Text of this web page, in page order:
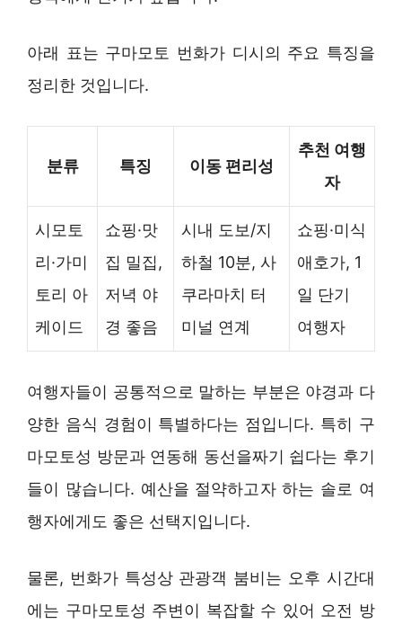
아래 표는 구마모토 번화가 디시의 주요 특징을
정리한 것입니다.
분류 특징 이동 편리성
추천 여행
자
시모토
리·가미
토리 아
케이드
쇼핑·맛
집 밀집,
저녁 야
경 좋음
시내 도보/지
하철 10분, 사
쿠라마치 터
미널 연계
쇼핑·미식
애호가, 1
일 단기
여행자
여행자들이 공통적으로 말하는 부분은 야경과 다
양한 음식 경험이 특별하다는 점입니다. 특히 구
마모토성 방문과 연동해 동선을짜기 쉽다는 후기
들이 많습니다. 예산을 절약하고자 하는 솔로 여
행자에게도 좋은 선택지입니다.
물론, 번화가 특성상 관광객 붐비는 오후 시간대
에는 구마모토성 주변이 복잡할 수 있어 오전 방